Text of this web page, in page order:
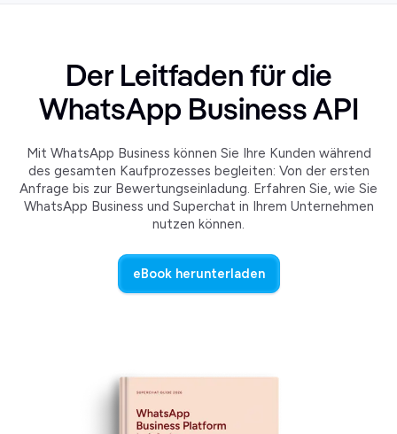
Der Leitfaden für die
WhatsApp Business API
Mit WhatsApp Business können Sie Ihre Kunden während
des gesamten Kaufprozesses begleiten: Von der ersten
Anfrage bis zur Bewertungseinladung. Erfahren Sie, wie Sie
WhatsApp Business und Superchat in Ihrem Unternehmen
nutzen können.
eBook herunterladen